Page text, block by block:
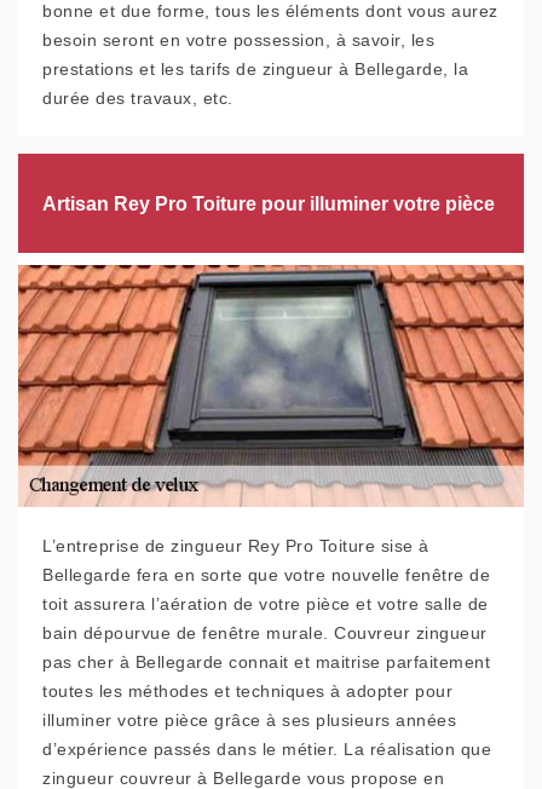
bonne et due forme, tous les éléments dont vous aurez
besoin seront en votre possession, à savoir, les
prestations et les tarifs de zingueur à Bellegarde, la
durée des travaux, etc.
Artisan Rey Pro Toiture pour illuminer votre pièce
L’entreprise de zingueur Rey Pro Toiture sise à
Bellegarde fera en sorte que votre nouvelle fenêtre de
toit assurera l’aération de votre pièce et votre salle de
bain dépourvue de fenêtre murale. Couvreur zingueur
pas cher à Bellegarde connait et maitrise parfaitement
toutes les méthodes et techniques à adopter pour
illuminer votre pièce grâce à ses plusieurs années
d’expérience passés dans le métier. La réalisation que
zingueur couvreur à Bellegarde vous propose en